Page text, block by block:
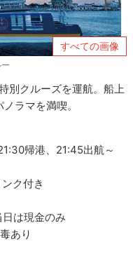
すべての画像
別クルーズを運航。船上
ラマを満喫。
帰港、21:45出航～
ク付き
は現金のみ
あり